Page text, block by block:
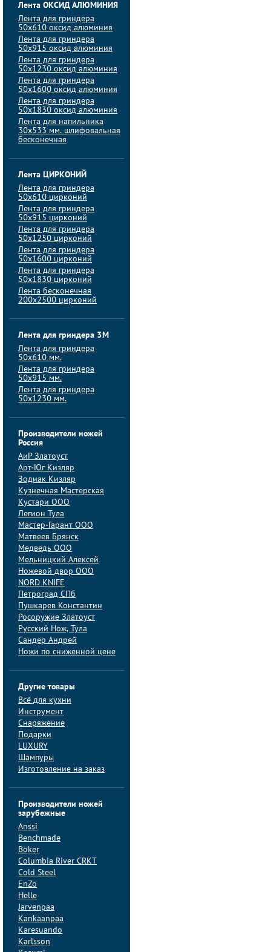
Лента ОКСИД АЛЮМИНИЯ
Лента для гриндера
50х610 оксид алюминия
Лента для гриндера
50х915 оксид алюминия
Лента для гриндера
50х1230 оксид алюминия
Лента для гриндера
50х1600 оксид алюминия
Лента для гриндера
50х1830 оксид алюминия
Лента для напильника
30х533 мм. шлифовальная
бесконечная
Лента ЦИРКОНИЙ
Лента для гриндера
50х610 цирконий
Лента для гриндера
50х915 цирконий
Лента для гриндера
50х1250 цирконий
Лента для гриндера
50х1600 цирконий
Лента для гриндера
50x1830 цирконий
Лента бесконечная
200х2500 цирконий
Лента для гриндера 3M
Лента для гриндера
50x610 мм.
Лента для гриндера
50x915 мм.
Лента для гриндера
50x1230 мм.
Производители ножей
Россия
АиP Златоуст
Арт-Юг Кизляр
Зодиак Кизляр
Кузнечная Мастерская
Кустари ООО
Легион Тула
Мастер-Гарант ООО
Матвеев Брянск
Медведь ООО
Мельницкий Алексей
Ножевой двор ООО
NORD KNIFE
Петроград СПб
Пушкарев Константин
Росоружие Златоуст
Русский Нож, Тула
Сандер Андрей
Ножи по сниженной цене
Другие товары
Всё для кухни
Инструмент
Снаряжение
Подарки
LUXURY
Шампуры
Изготовление на заказ
Производители ножей
зарубежные
Anssi
Benchmade
Böker
Columbia River CRKT
Cold Steel
EnZo
Helle
Jarvenpaa
Kankaanpaa
Karesuando
Karlsson